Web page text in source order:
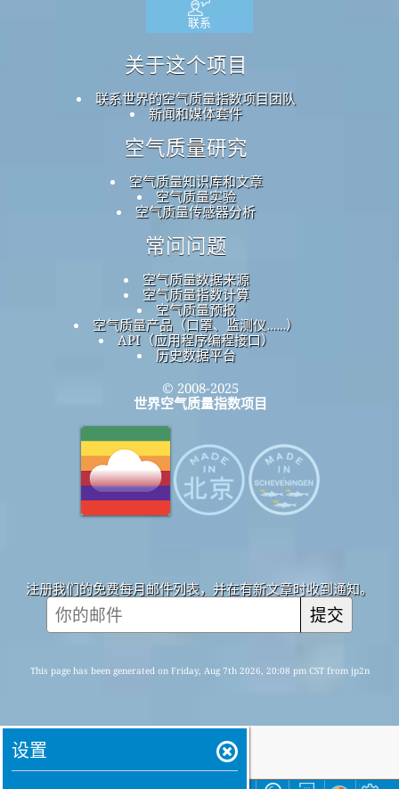
联系
关于这个项目
联系世界的空气质量指数项目团队
新闻和媒体套件
空气质量研究
空气质量知识库和文章
空气质量实验
空气质量传感器分析
常问问题
空气质量数据来源
空气质量指数计算
空气质量预报
空气质量产品（口罩、监测仪……）
API（应用程序编程接口）
历史数据平台
© 2008-2025
世界空气质量指数项目
注册我们的免费每月邮件列表，并在有新文章时收到通知。
提交
This page has been generated on Friday, Aug 7th 2026, 20:08 pm CST from jp2n
设置